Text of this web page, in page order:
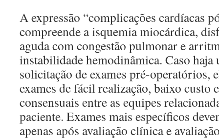
A expressão “complicações cardíacas
compreende a isquemia miocárdica,
aguda com congestão pulmonar e
instabilidade hemodinâmica. Caso haja
solicitação de exames pré-operatórios,
exames de fácil realização, baixo custo
consensuais entre as equipes
paciente. Exames mais específicos
apenas após avaliação clínica e